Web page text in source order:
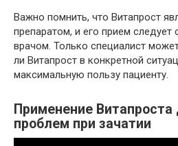
Важно помнить, что Витапрост
препаратом, и его прием следует
врачом. Только специалист
ли Витапрост в конкретной
максимальную пользу пациенту.
Применение
проблем при зачатии